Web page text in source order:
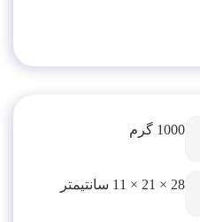
1000 گرم
28 × 21 × 11 سانتیمتر